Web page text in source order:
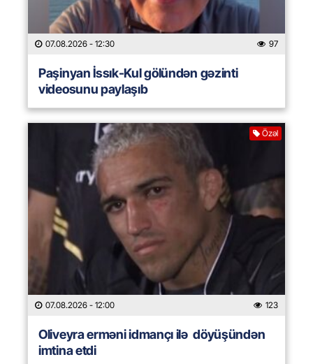
07.08.2026 - 12:30 97
Paşinyan İssık-Kul gölündən gəzinti
videosunu paylaşıb
Özəl
07.08.2026 - 12:00 123
Oliveyra erməni idmançı ilə döyüşündən
imtina etdi